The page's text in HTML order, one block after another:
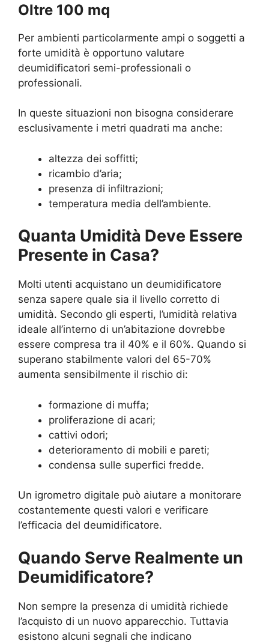
Oltre 100 mq
Per ambienti particolarmente ampi o soggetti a
forte umidità è opportuno valutare
deumidificatori semi-professionali o
professionali.
In queste situazioni non bisogna considerare
esclusivamente i metri quadrati ma anche:
altezza dei soffitti;
ricambio d’aria;
presenza di infiltrazioni;
temperatura media dell’ambiente.
Quanta Umidità Deve Essere
Presente in Casa?
Molti utenti acquistano un deumidificatore
senza sapere quale sia il livello corretto di
umidità. Secondo gli esperti, l’umidità relativa
ideale all’interno di un’abitazione dovrebbe
essere compresa tra il 40% e il 60%. Quando si
superano stabilmente valori del 65-70%
aumenta sensibilmente il rischio di:
formazione di muffa;
proliferazione di acari;
cattivi odori;
deterioramento di mobili e pareti;
condensa sulle superfici fredde.
Un igrometro digitale può aiutare a monitorare
costantemente questi valori e verificare
l’efficacia del deumidificatore.
Quando Serve Realmente un
Deumidificatore?
Non sempre la presenza di umidità richiede
l’acquisto di un nuovo apparecchio. Tuttavia
esistono alcuni segnali che indicano